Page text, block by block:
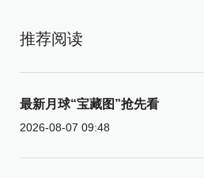
推荐阅读
最新月球“宝藏图”抢先看
2026-08-07 09:48